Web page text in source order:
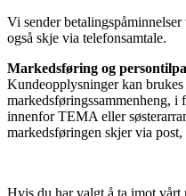
Vi sender
også skje via telefonsamtale.
Markedsføring og
Kundeopplysninger kan
markedsføringssammenheng, i
innenfor TEMA eller
markedsføringen skjer via
Hvis du har valgt å ta imot vårt